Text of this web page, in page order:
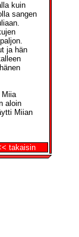
kuin
sangen
ja hän
Miia
aloin
Miian
takaisin